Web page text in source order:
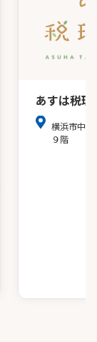
あすは税理
横浜市中区
９階